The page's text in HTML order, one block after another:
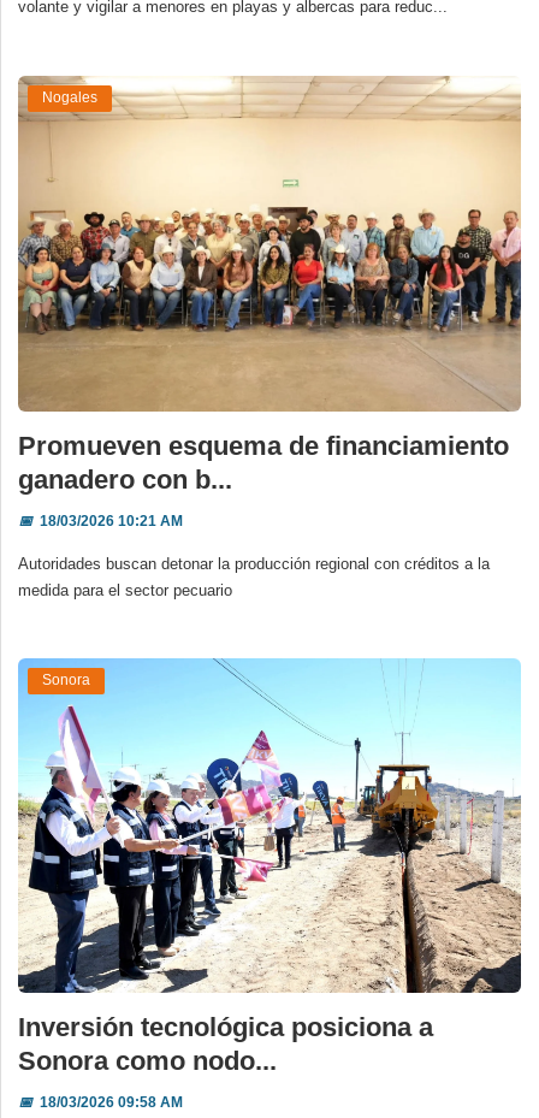
volante y vigilar a menores en playas y albercas para reduc...
Nogales
Promueven esquema de financiamiento
ganadero con b...
📅18/03/2026 10:21 AM
Autoridades buscan detonar la producción regional con créditos a la
medida para el sector pecuario
Sonora
Inversión tecnológica posiciona a
Sonora como nodo...
📅18/03/2026 09:58 AM